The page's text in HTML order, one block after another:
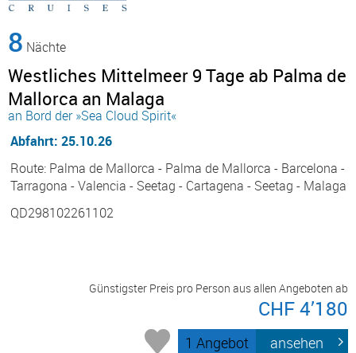
8 Nächte
Westliches Mittelmeer 9 Tage ab Palma de
Mallorca an Malaga
an Bord der »Sea Cloud Spirit«
Abfahrt: 25.10.26
Route: Palma de Mallorca - Palma de Mallorca - Barcelona -
Tarragona - Valencia - Seetag - Cartagena - Seetag - Malaga
QD298102261102
Günstigster Preis pro Person aus allen Angeboten ab
CHF 4’180
1 Angebot ansehen